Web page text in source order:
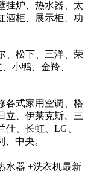
挂炉、热水器、太
酒柜、展示柜、功
、松下、三洋、荣
小鸭、金羚、
各式家用空调、格
立、伊莱克斯、三
、长虹、LG、
中央。
水器 +洗衣机最新